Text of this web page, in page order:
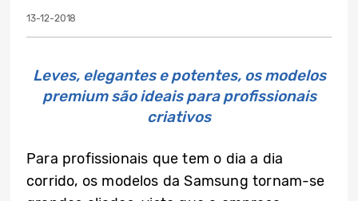
13-12-2018
Leves, elegantes e potentes, os modelos
premium são ideais para profissionais
criativos
Para profissionais que tem o dia a dia
corrido, os modelos da Samsung tornam-se